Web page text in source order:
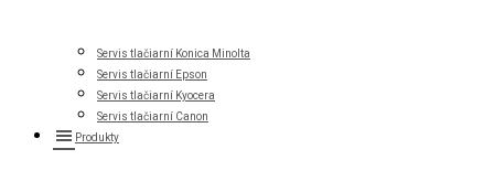
Servis tlačiarní Konica Minolta
Servis tlačiarní Epson
Servis tlačiarní Kyocera
Servis tlačiarní Canon
Produkty